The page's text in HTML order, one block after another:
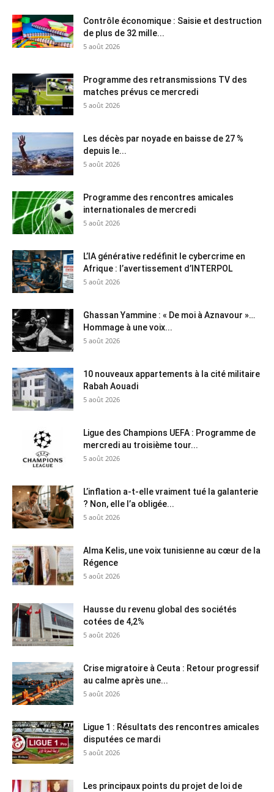
Contrôle économique : Saisie et destruction
de plus de 32 mille...
5 août 2026
Programme des retransmissions TV des
matches prévus ce mercredi
5 août 2026
Les décès par noyade en baisse de 27 %
depuis le...
5 août 2026
Programme des rencontres amicales
internationales de mercredi
5 août 2026
L’IA générative redéfinit le cybercrime en
Afrique : l’avertissement d’INTERPOL
5 août 2026
Ghassan Yammine : « De moi à Aznavour »…
Hommage à une voix...
5 août 2026
10 nouveaux appartements à la cité militaire
Rabah Aouadi
5 août 2026
Ligue des Champions UEFA : Programme de
mercredi au troisième tour...
5 août 2026
L’inflation a-t-elle vraiment tué la galanterie
? Non, elle l’a obligée...
5 août 2026
Alma Kelis, une voix tunisienne au cœur de la
Régence
5 août 2026
Hausse du revenu global des sociétés
cotées de 4,2%
5 août 2026
Crise migratoire à Ceuta : Retour progressif
au calme après une...
5 août 2026
Ligue 1 : Résultats des rencontres amicales
disputées ce mardi
5 août 2026
Les principaux points du projet de loi de